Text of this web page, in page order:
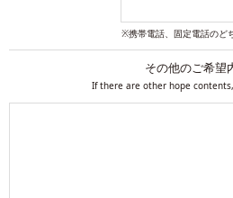
※携帯電話、固定電話のど
その他のご希望
If there are other hope